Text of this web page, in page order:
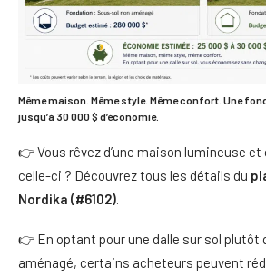
Même maison. Même style. Même confort. Une
jusqu’à 30 000 $ d’économie.
👉 Vous rêvez d’une maison lumineuse
celle-ci ? Découvrez tous les détails du
Nordika (#6102).
👉 En optant pour une dalle sur sol plutôt
aménagé, certains acheteurs peuvent